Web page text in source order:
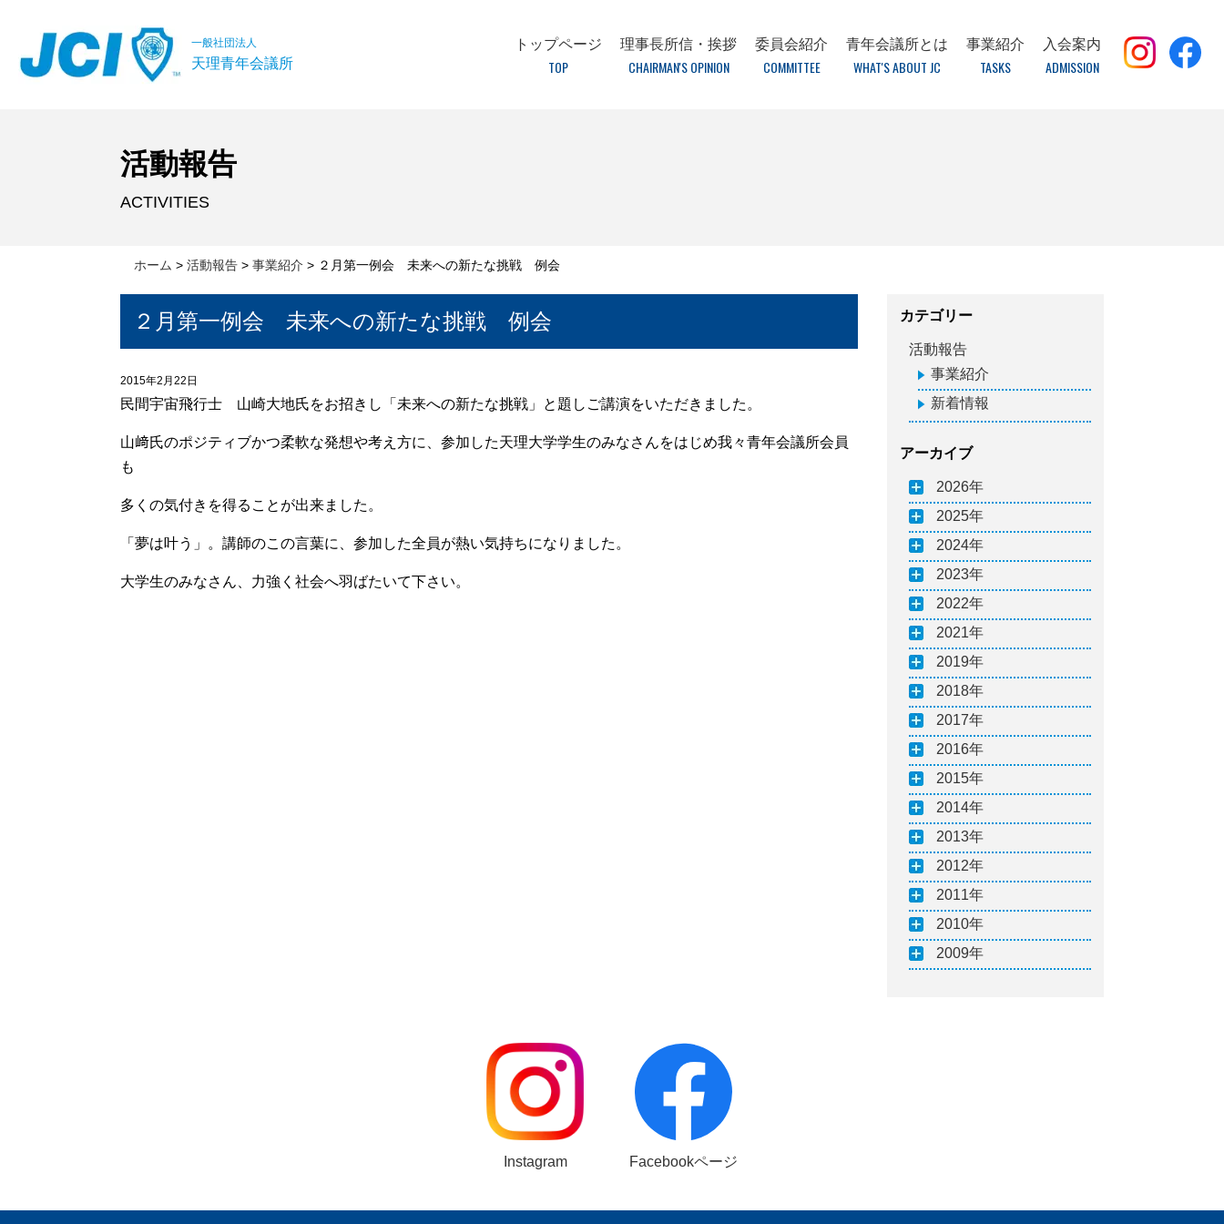
一般社団法人
天理青年会議所
トップページ
TOP
理事長所信・挨拶
CHAIRMAN'S OPINION
委員会紹介
COMMITTEE
青年会議所とは
WHAT'S ABOUT JC
事業紹介
TASKS
入会案内
ADMISSION
活動報告
ACTIVITIES
ホーム > 活動報告 > 事業紹介 > ２月第一例会 未来への新たな挑戦 例会
２月第一例会 未来への新たな挑戦 例会
2015年2月22日
民間宇宙飛行士 山崎大地氏をお招きし「未来への新たな挑戦」と題しご講演をいただきました。
山﨑氏のポジティブかつ柔軟な発想や考え方に、参加した天理大学学生のみなさんをはじめ我々青年会議所会員
も
多くの気付きを得ることが出来ました。
「夢は叶う」。講師のこの言葉に、参加した全員が熱い気持ちになりました。
大学生のみなさん、力強く社会へ羽ばたいて下さい。
カテゴリー
活動報告
事業紹介
新着情報
アーカイブ
2026
2025
2024
2023
2022
2021
2019
2018
2017
2016
2015
2014
2013
2012
2011
2010
2009
Instagram Facebookページ